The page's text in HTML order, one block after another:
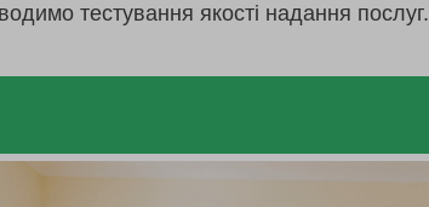
тестування якості надання послуг.